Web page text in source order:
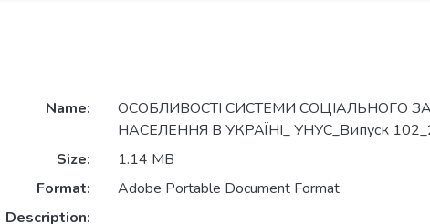
Name:
ОСОБЛИВОСТІ СИСТЕМИ СОЦІАЛЬНОГО
НАСЕЛЕННЯ В УКРАЇНІ_ УНУС_Випуск
Size:
1.14 MB
Format:
Adobe Portable Document Format
Description: